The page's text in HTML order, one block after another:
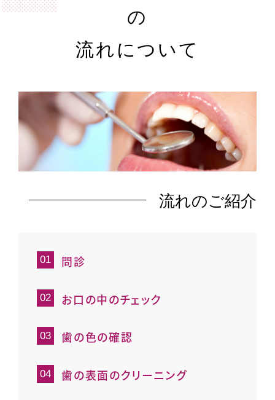
の
流れについて
流れのご紹介
問診
お口の中のチェック
歯の色の確認
歯の表面のクリーニング